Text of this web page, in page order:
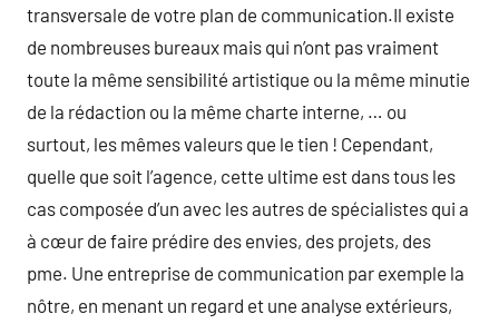
transversale de votre plan de communication.Il existe
de nombreuses bureaux mais qui n’ont pas vraiment
toute la même sensibilité artistique ou la même minutie
de la rédaction ou la même charte interne, … ou
surtout, les mêmes valeurs que le tien ! Cependant,
quelle que soit l’agence, cette ultime est dans tous les
cas composée d’un avec les autres de spécialistes qui a
à cœur de faire prédire des envies, des projets, des
pme. Une entreprise de communication par exemple la
nôtre, en menant un regard et une analyse extérieurs,